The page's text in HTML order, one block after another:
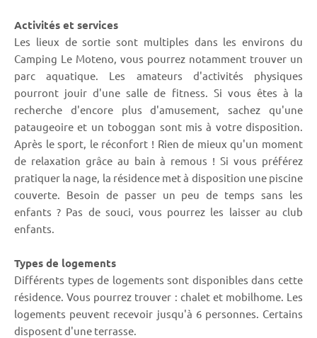
Activités et services
Les lieux de sortie sont multiples dans les environs du
Camping Le Moteno, vous pourrez notamment trouver un
parc aquatique. Les amateurs d'activités physiques
pourront jouir d'une salle de fitness. Si vous êtes à la
recherche d'encore plus d'amusement, sachez qu'une
pataugeoire et un toboggan sont mis à votre disposition.
Après le sport, le réconfort ! Rien de mieux qu'un moment
de relaxation grâce au bain à remous ! Si vous préférez
pratiquer la nage, la résidence met à disposition une piscine
couverte. Besoin de passer un peu de temps sans les
enfants ? Pas de souci, vous pourrez les laisser au club
enfants.
Types de logements
Différents types de logements sont disponibles dans cette
résidence. Vous pourrez trouver : chalet et mobilhome. Les
logements peuvent recevoir jusqu'à 6 personnes. Certains
disposent d'une terrasse.